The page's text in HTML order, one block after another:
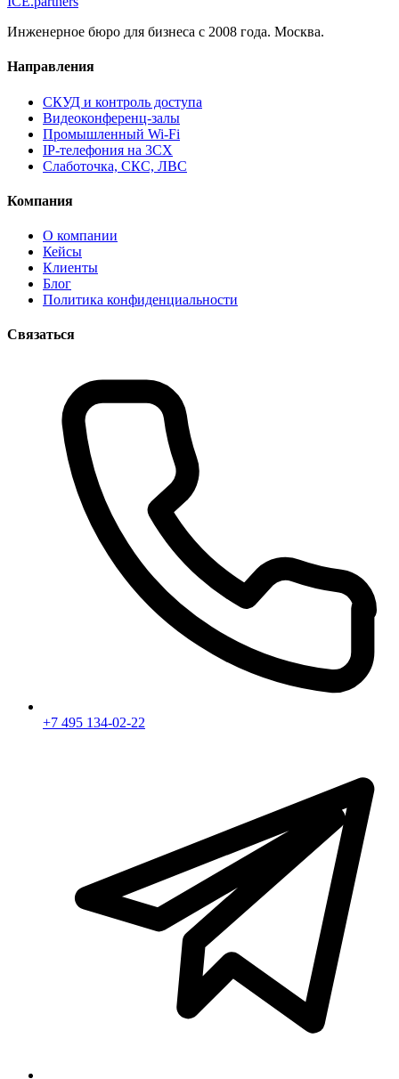
Инженерное бюро для бизнеса с 2008 года. Москва.
Направления
СКУД и контроль доступа
Видеоконференц-залы
Промышленный Wi-Fi
IP-телефония на 3CX
Слаботочка, СКС, ЛВС
Компания
О компании
Кейсы
Клиенты
Блог
Политика конфиденциальности
Связаться
+7 495 134-02-22